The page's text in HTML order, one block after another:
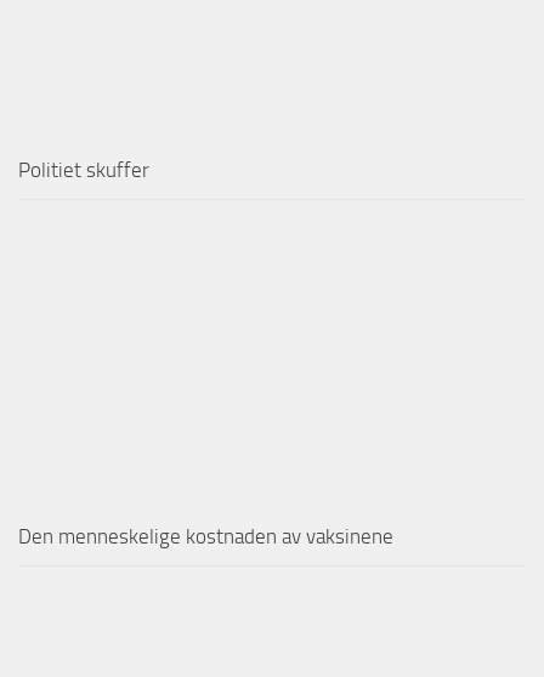
Politiet skuffer
Den menneskelige kostnaden av vaksinene